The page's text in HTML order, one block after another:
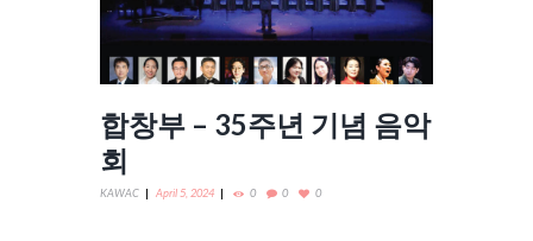
합창부 – 35주년 기념 음악
회
KAWAC April 5, 2024 0 0 0